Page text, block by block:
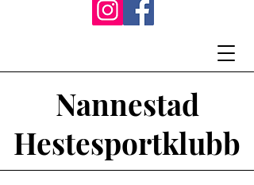
Nannestad
Hestesportklubb